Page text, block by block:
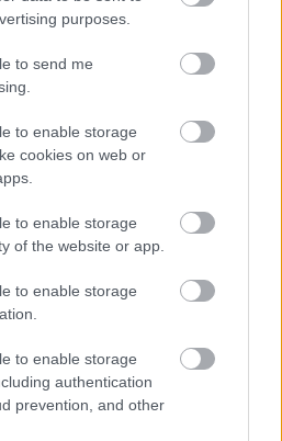
purposes.
to send me
to enable storage
cookies on web or
to enable storage
of the website or app.
to enable storage
to enable storage
authentication
prevention, and other
Semmi sem
kielégítőbb a
horgászok számára,
mint egy új egyéni
és vállalkozó, a Temut választotta
horgászfelszerelések és
hogy még magasabb szintre
horgászfelszerelés,temu